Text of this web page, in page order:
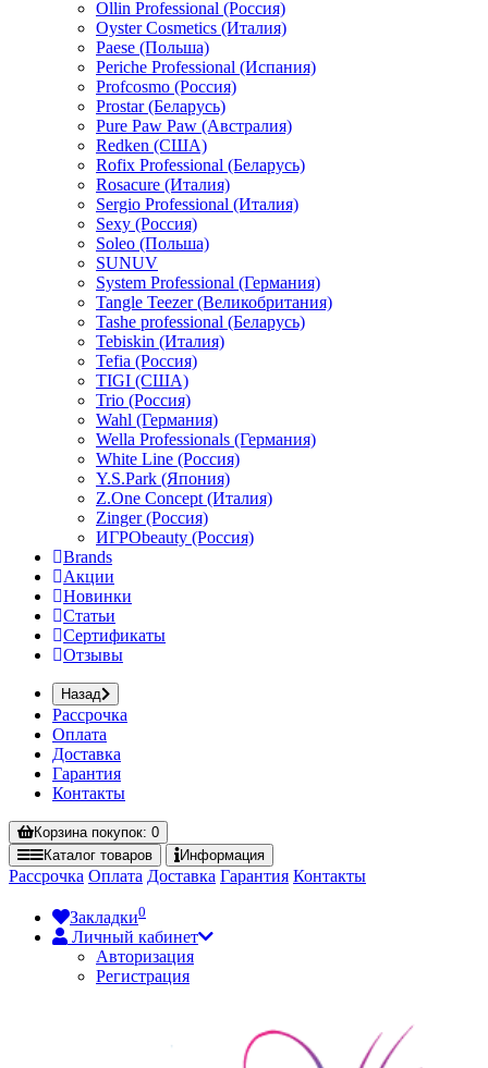
Ollin Professional (Россия)
Oyster Cosmetics (Италия)
Paese (Польша)
Periche Professional (Испания)
Profcosmo (Россия)
Prostar (Беларусь)
Pure Paw Paw (Австралия)
Redken (США)
Rofix Professional (Беларусь)
Rosacure (Италия)
Sergio Professional (Италия)
Sexy (Россия)
Soleo (Польша)
SUNUV
System Professional (Германия)
Tangle Teezer (Великобритания)
Tashe professional (Беларусь)
Tebiskin (Италия)
Tefia (Россия)
TIGI (США)
Trio (Россия)
Wahl (Германия)
Wella Professionals (Германия)
White Line (Россия)
Y.S.Park (Япония)
Z.One Concept (Италия)
Zinger (Россия)
ИГРОbeauty (Россия)
Brands
Акции
Новинки
Статьи
Сертификаты
Отзывы
Назад
Рассрочка
Оплата
Доставка
Гарантия
Контакты
Корзинапокупок: 0
Каталог товаров Информация
Рассрочка Оплата Доставка Гарантия Контакты
Закладки0
Личный кабинет
Авторизация
Регистрация